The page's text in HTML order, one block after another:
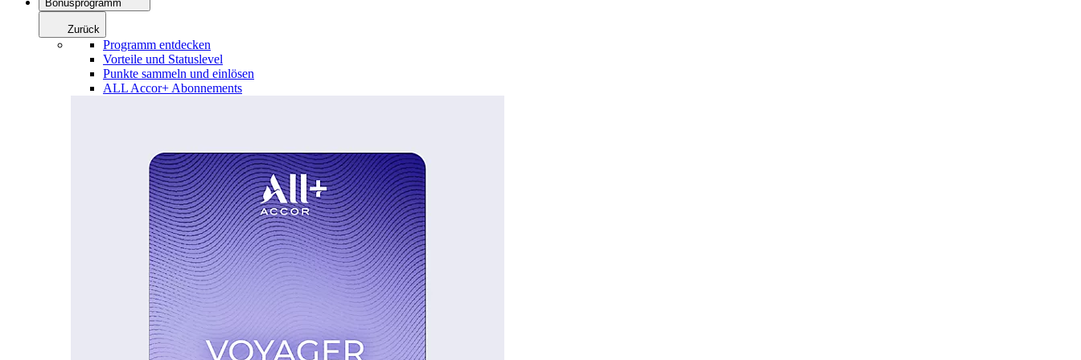
Bonusprogramm
Zurück
Programm entdecken
Vorteile und Statuslevel
Punkte sammeln und einlösen
ALL Accor+ Abonnements